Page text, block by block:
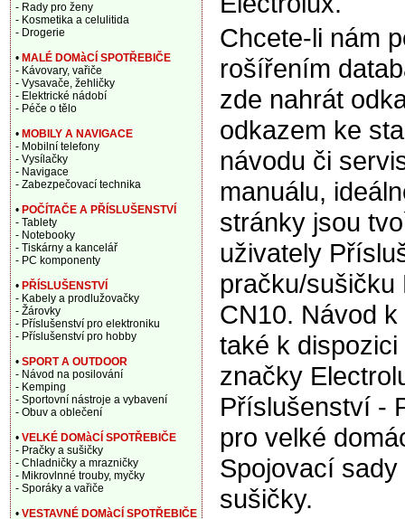
Chcete-li nám
rošířením
zde nahrát
odkazem ke
návodu či
manuálu,
stránky jsou
uživately
pračku/sušičku
CN10. Návod
také k
značky
Příslušenství -
pro velké
Spojovací
sušičky.
- Rady pro ženy
- Kosmetika a celulitida
- Drogerie
• MALÉ DOMàCÍ SPOTŘEBIČE
- Kávovary, vařiče
- Vysavače, žehličky
- Elektrické nádobí
- Péče o tělo
• MOBILY A NAVIGACE
- Mobilní telefony
- Vysílačky
- Navigace
- Zabezpečovací technika
• POČÍTAČE A PŘÍSLUŠENSTVÍ
- Tablety
- Notebooky
- Tiskárny a kancelář
- PC komponenty
• PŘÍSLUŠENSTVÍ
- Kabely a prodlužovačky
- Žárovky
- Příslušenství pro elektroniku
- Příslušenství pro hobby
• SPORT A OUTDOOR
- Návod na posilování
- Kemping
- Sportovní nástroje a vybavení
- Obuv a oblečení
• VELKÉ DOMàCÍ SPOTŘEBIČE
- Pračky a sušičky
- Chladničky a mrazničky
- Mikrovlnné trouby, myčky
- Sporáky a vařiče
• VESTAVNÉ DOMàCÍ SPOTŘEBIČE